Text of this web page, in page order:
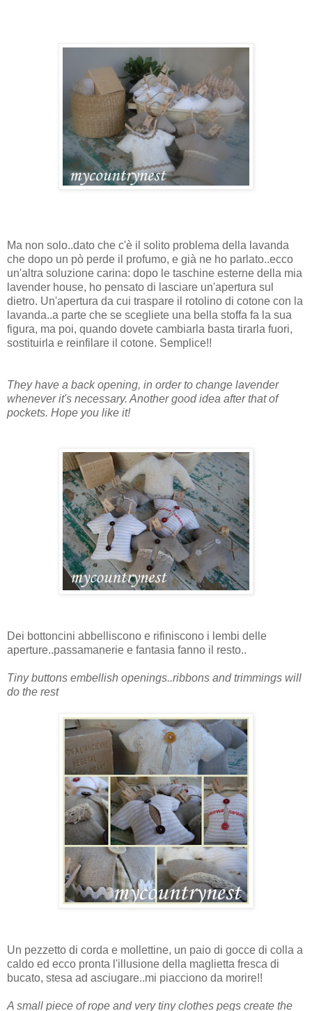
Ma non solo..dato che c'è il solito problema della lavanda
che dopo un pò perde il profumo, e già ne ho parlato..ecco
un'altra soluzione carina: dopo le taschine esterne della mia
lavender house, ho pensato di lasciare un'apertura sul
dietro. Un'apertura da cui traspare il rotolino di cotone con la
lavanda..a parte che se scegliete una bella stoffa fa la sua
figura, ma poi, quando dovete cambiarla basta tirarla fuori,
sostituirla e reinfilare il cotone. Semplice!!
They have a back opening, in order to change lavender
whenever it's necessary. Another good idea after that of
pockets. Hope you like it!
Dei bottoncini abbelliscono e rifiniscono i lembi delle
aperture..passamanerie e fantasia fanno il resto..
Tiny buttons embellish openings..ribbons and trimmings will
do the rest
Un pezzetto di corda e mollettine, un paio di gocce di colla a
caldo ed ecco pronta l'illusione della maglietta fresca di
bucato, stesa ad asciugare..mi piacciono da morire!!
A small piece of rope and very tiny clothes pegs create the